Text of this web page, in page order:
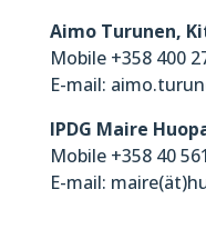
Aimo Turunen,
Mobile +358 400
E-mail:
IPDG Maire
Mobile +358 40
E-mail: